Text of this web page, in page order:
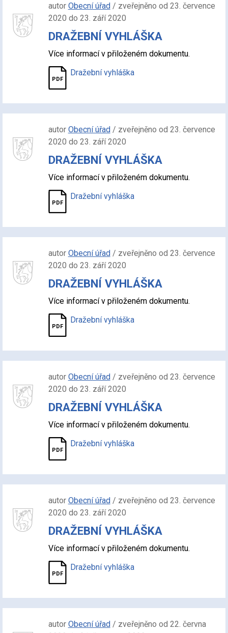
autor Obecní úřad/ zveřejněno od 23. července
2020 do 23. září 2020
DRAŽEBNÍ VYHLÁŠKA
Více informací v přiloženém dokumentu.
Dražební vyhláška
autor Obecní úřad/ zveřejněno od 23. července
2020 do 23. září 2020
DRAŽEBNÍ VYHLÁŠKA
Více informací v přiloženém dokumentu.
Dražební vyhláška
autor Obecní úřad/ zveřejněno od 23. července
2020 do 23. září 2020
DRAŽEBNÍ VYHLÁŠKA
Více informací v přiloženém dokumentu.
Dražební vyhláška
autor Obecní úřad/ zveřejněno od 23. července
2020 do 23. září 2020
DRAŽEBNÍ VYHLÁŠKA
Více informací v přiloženém dokumentu.
Dražební vyhláška
autor Obecní úřad/ zveřejněno od 23. července
2020 do 23. září 2020
DRAŽEBNÍ VYHLÁŠKA
Více informací v přiloženém dokumentu.
Dražební vyhláška
autor Obecní úřad/ zveřejněno od 22. června